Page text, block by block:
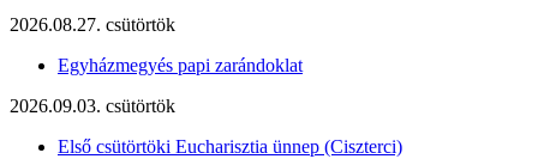
2026.08.27. csütörtök
Egyházmegyés papi zarándoklat
2026.09.03. csütörtök
Első csütörtöki Eucharisztia ünnep (Ciszterci)